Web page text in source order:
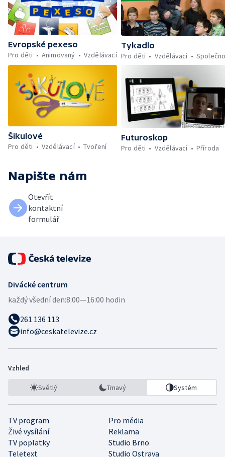
Evropské pexeso
Pro děti
Animovaný Vzdělávací
Tykadlo
Pro děti
Vzdělávací
Šikulové
Pro děti
Vzdělávací Tvoření
Futuroskop
Pro děti
Vzdělávací Příroda
Napište nám
Otevřít
kontaktní
formulář
Divácké centrum
každý všední den:8:00—16:00 hodin
261 136 113
info@ceskatelevize.cz
Vzhled
Světlý Tmavý Systém
TV program
Pro média
Živé vysílání
Reklama
TV poplatky
Studio Brno
Teletext
Studio Ostrava